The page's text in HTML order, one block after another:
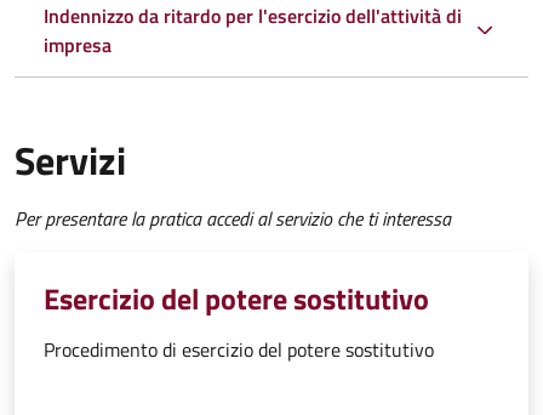
Indennizzo da ritardo per l'esercizio dell'attività di
impresa
Servizi
Per presentare la pratica accedi al servizio che ti interessa
Esercizio del potere sostitutivo
Procedimento di esercizio del potere sostitutivo